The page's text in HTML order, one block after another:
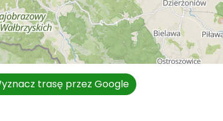
trasę przez Google